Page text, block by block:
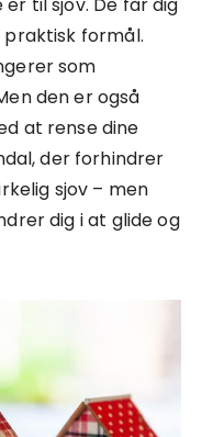
praktisk formål.
som
den er også
at rense dine
der forhindrer
sjov – men
dig i at glide og